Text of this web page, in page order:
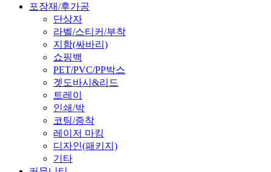
포장재/후가공
단상자
라벨/스티커/부착
지함(싸바리)
쇼핑백
PET/PVC/PP박스
겟도바시&리드
트레이
인쇄/박
코팅/증착
레이저 마킹
디자인(패키지)
기타